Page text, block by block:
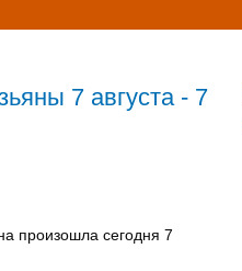
7 августа - 7
произошла сегодня 7